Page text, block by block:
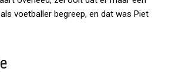
voetballer begreep, en dat was Piet